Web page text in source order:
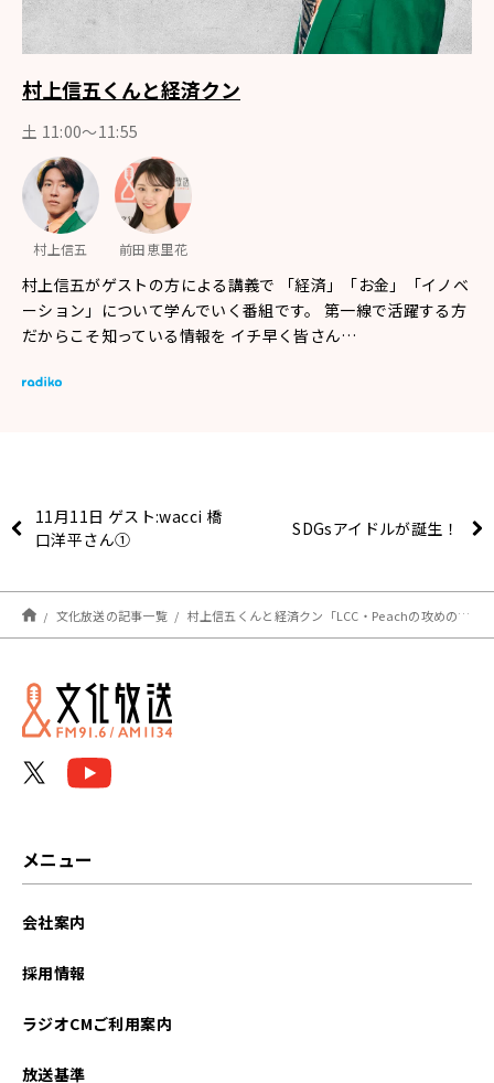
村上信五くんと経済クン
土 11:00～11:55
村上信五 前田恵里花
村上信五がゲストの方による講義で 「経済」「お金」「イノベ
ーション」について学んでいく番組です。 第一線で活躍する方
だからこそ知っている情報を イチ早く皆さん…
11月11日 ゲスト:wacci 橋
口洋平さん①
SDGsアイドルが誕生！
文化放送の記事一覧 村上信五くんと経済クン「LCC・Peachの攻めの戦略とは？」
メニュー
会社案内
採用情報
ラジオCMご利用案内
放送基準